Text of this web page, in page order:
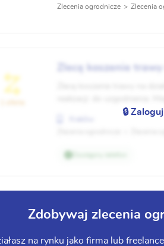
Zlecenia ogrodnicze
Zlecenia
Zlecę koszenie trawy
🔒
Zdobywaj zlecenia
na rynku jako firma lub